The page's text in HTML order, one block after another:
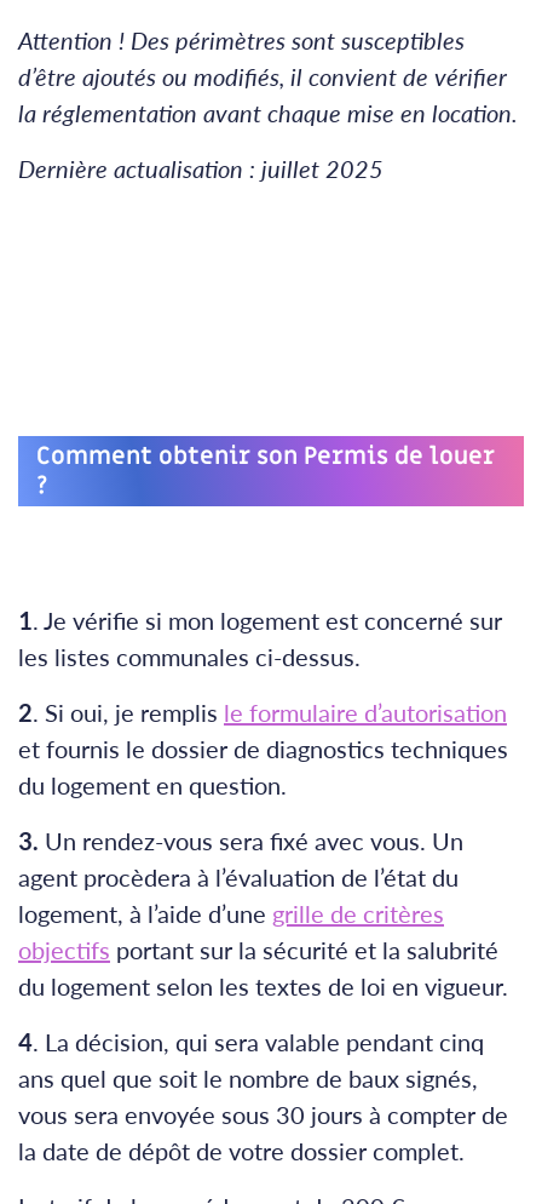
Attention ! Des périmètres sont susceptibles
d’être ajoutés ou modifiés, il convient de vérifier
la réglementation avant chaque mise en location.
Dernière actualisation : juillet 2025
Comment obtenir son Permis de louer
?
1. Je vérifie si mon logement est concerné sur
les listes communales ci-dessus.
2. Si oui, je remplis le formulaire d’autorisation
et fournis le dossier de diagnostics techniques
du logement en question.
3. Un rendez-vous sera fixé avec vous. Un
agent procèdera à l’évaluation de l’état du
logement, à l’aide d’une grille de critères
objectifs portant sur la sécurité et la salubrité
du logement selon les textes de loi en vigueur.
4. La décision, qui sera valable pendant cinq
ans quel que soit le nombre de baux signés,
vous sera envoyée sous 30 jours à compter de
la date de dépôt de votre dossier complet.